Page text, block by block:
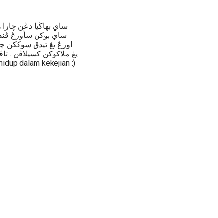
ساي بهاڬيا دڠن
ساي بوكن سأورڠ
اورڠ يڠ تيدق سوككن
يڠ ملاكوكن كسيلاڤن .
dalam kekejian :)